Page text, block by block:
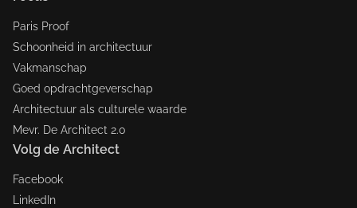
Paris Proof
Schoonheid in architectuur
Vakmanschap
Goed opdrachtgeverschap
Architectuur als culturele waarde
Mevr. De Architect 2.0
Volg de Architect
Facebook
LinkedIn